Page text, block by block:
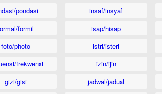
pondasi
formil
foto/photo
frekwensi
gizi/gisi
insaf/insyaf
isap/hisap
istri/isteri
izin/ijin
jadwal/jadual